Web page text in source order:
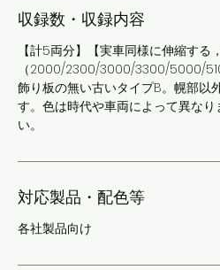
収録数・収録内容
【計5両分】【実車同様に伸縮す
（2000/2300/3000/3300/5000/
飾り板の無い古いタイプB。幌部
す。色は時代や車両によって異な
い。
対応製品・配色等
各社製品向け